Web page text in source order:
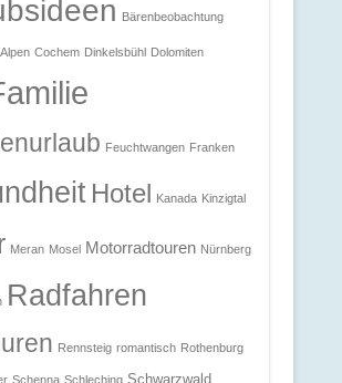
Bärenbeobachtung
Cochem Dinkelsbühl Dolomiten
Feuchtwangen Franken
Hotel Kanada Kinzigtal
Meran Mosel Motorradtouren Nürnberg
Radfahren
Rennsteig romantisch Rothenburg
Schenna Schleching Schwarzwald